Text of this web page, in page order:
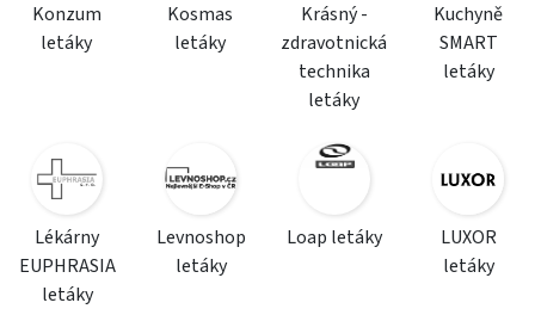
Konzum
letáky
Kosmas
letáky
Krásný -
zdravotnická
technika
letáky
Kuchyně
SMART
letáky
Lékárny
EUPHRASIA
letáky
Levnoshop
letáky
Loap letáky
LUXOR
letáky